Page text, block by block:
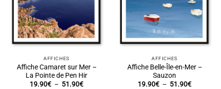
AFFICHES
Affiche Camaret sur Mer –
La Pointe de Pen Hir
19.90€ – 51.90€Plage
AFFICHES
Affiche Belle-Île-en-Mer –
Sauzon
19.90€ – 51.90€Plage